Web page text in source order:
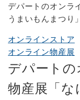
デパートのオンラ
うまいもんまつり」
オンラインストア
オンライン物産展
デパート
物産展「な